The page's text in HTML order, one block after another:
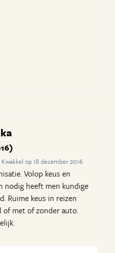
op 18 december 2016
Volop keus en
nodig heeft men kundige
Ruime keus in reizen
met of zonder auto.